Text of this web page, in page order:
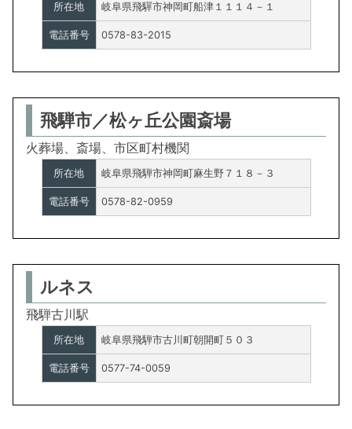
所在地 岐阜県飛驒市神岡町船津１１１４－１
電話番号 0578-83-2015
飛騨市／松ヶ丘公園斎場
火葬場、斎場、市区町村機関
所在地 岐阜県飛騨市神岡町麻生野７１８－３
電話番号 0578-82-0959
ルネス
飛騨古川駅
所在地 岐阜県飛騨市古川町朝開町５０３
電話番号 0577-74-0059